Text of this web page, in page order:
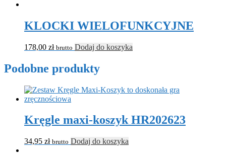
KLOCKI WIELOFUNKCYJNE
178,00 zł brutto Dodaj do koszyka
Podobne produkty
Kręgle maxi-koszyk HR202623
34,95 zł brutto Dodaj do koszyka